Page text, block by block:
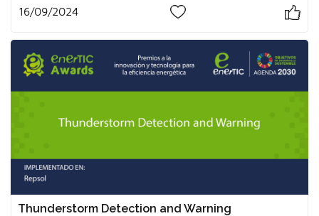
16/09/2024
Thunderstorm Detection and Warning